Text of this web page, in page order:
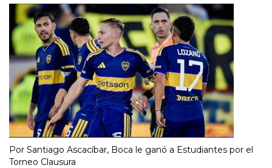
Por Santiago Ascacíbar, Boca le ganó a Estudiantes por el
Torneo Clausura